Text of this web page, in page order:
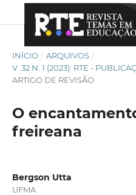
INÍCIO / ARQUIVOS /
V. 32 N. 1 (2023): RTE -
ARTIGO DE REVISÃO
O
freireana
Bergson Utta
UFMA